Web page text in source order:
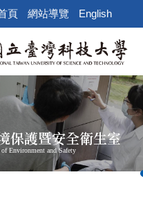
頁 網站導覽 English
保護暨安全衛生室
Environment and Safety